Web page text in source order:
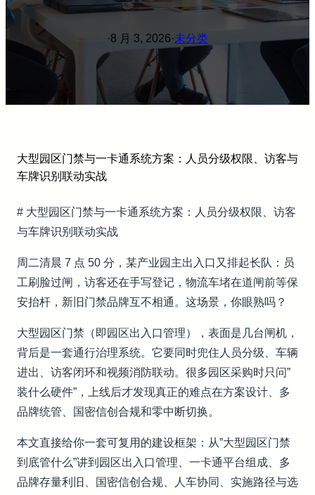
·8 月 3, 2026·未分类
大型园区门禁与一卡通系统方案：人员分级权限、访客与
车牌识别联动实战
# 大型园区门禁与一卡通系统方案：人员分级权限、访客
与车牌识别联动实战
周二清晨 7 点 50 分，某产业园主出入口又排起长队：员
工刷脸过闸，访客还在手写登记，物流车堵在道闸前等保
安抬杆，新旧门禁品牌互不相通。这场景，你眼熟吗？
大型园区门禁（即园区出入口管理），表面是几台闸机，
背后是一套通行治理系统。它要同时兜住人员分级、车辆
进出、访客闭环和视频消防联动。很多园区采购时只问”
装什么硬件”，上线后才发现真正的难点在方案设计、多
品牌统管、国密信创合规和零中断切换。
本文直接给你一套可复用的建设框架：从”大型园区门禁
到底管什么”讲到园区出入口管理、一卡通平台组成、多
品牌存量利旧、国密信创合规、人车协同、实施路径与选